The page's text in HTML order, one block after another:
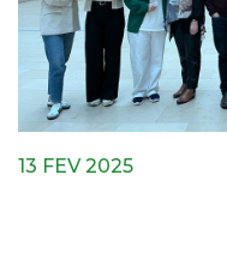
13 FEV 2025